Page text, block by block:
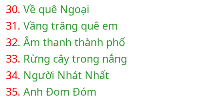
30. Về quê Ngoại
31. Vầng trăng quê em
32. Âm thanh thành phố
33. Rừng cây trong nắng
34. Người Nhát Nhất
35. Anh Đom Đóm